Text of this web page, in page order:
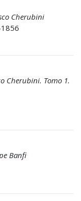
Cherubini
Cherubini. Tomo 1.
Banfi